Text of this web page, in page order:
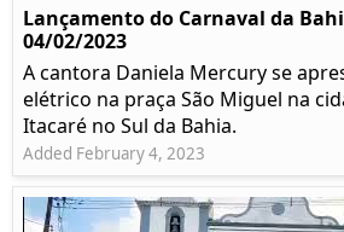
Lançamento do Carnaval da
04/02/2023
A cantora Daniela Mercury se
elétrico na praça São Miguel na
Itacaré no Sul da Bahia.
Added February 4, 2023